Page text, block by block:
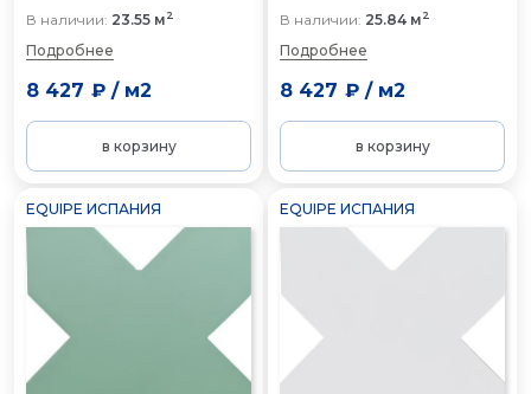
В наличии: 23.55 м2
Подробнее
8 427 ₽/ м2
в корзину
В наличии: 25.84 м2
Подробнее
8 427 ₽/ м2
в корзину
EQUIPE ИСПАНИЯ EQUIPE ИСПАНИЯ